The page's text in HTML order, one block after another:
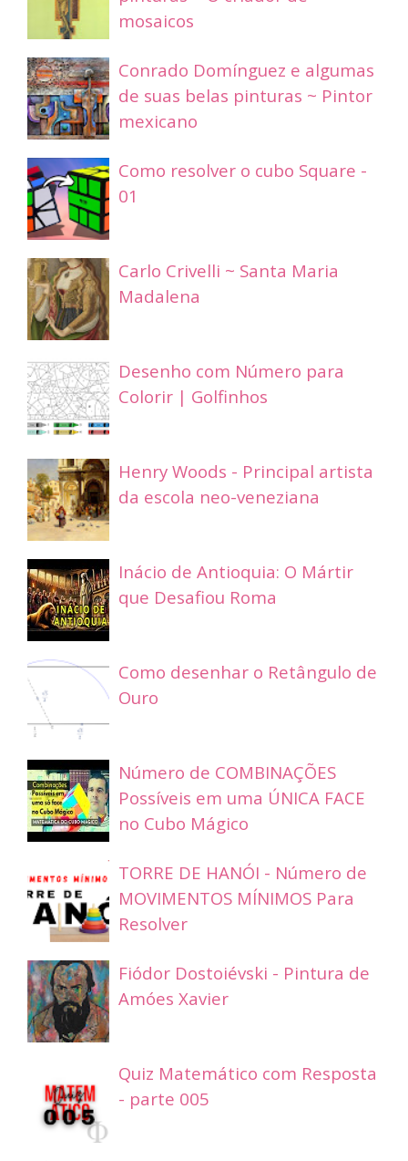
mosaicos
Conrado Domínguez e algumas
de suas belas pinturas ~ Pintor
mexicano
Como resolver o cubo Square -
01
Carlo Crivelli ~ Santa Maria
Madalena
Desenho com Número para
Colorir | Golfinhos
Henry Woods - Principal artista
da escola neo-veneziana
Inácio de Antioquia: O Mártir
que Desafiou Roma
Como desenhar o Retângulo de
Ouro
Número de COMBINAÇÕES
Possíveis em uma ÚNICA FACE
no Cubo Mágico
TORRE DE HANÓI - Número de
MOVIMENTOS MÍNIMOS Para
Resolver
Fiódor Dostoiévski - Pintura de
Amóes Xavier
Quiz Matemático com Resposta
- parte 005